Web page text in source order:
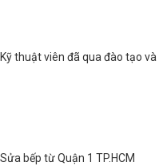
Kỹ thuật viên đã qua đào tạo
Sửa bếp từ Quận 1 TP.HCM